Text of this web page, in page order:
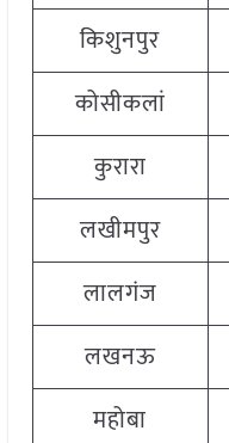
किशुनपुर
कोसीकलां
कुरारा
लखीमपुर
लालगंज
लखनऊ
महोबा